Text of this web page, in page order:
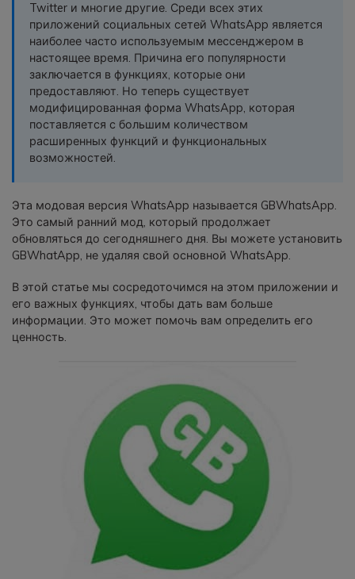
фотографии, видео и многое
другое со смартфона на смартфон,
со смартфона на ПК и наоборот.
Резервное копирование и
восстановление
Создавайте резервные копии для
18+ типов данных и данных
копии.
Перенос плейлистов
Переносите музыкальные
плейлисты с одного потокового
сервиса на другой.
Mutsapper
Передавайте данные WhatsApp &
WhatsApp Business без сброса
настроек к заводским.
Приложение MobileTrans
Передавайте данные смартфона,
данные WhatsApp и файлы между
Twitter и многие другие. Среди всех этих
приложений социальных сетей WhatsApp является
наиболее часто используемым мессенджером в
настоящее время. Причина его популярности
заключается в функциях, которые они
предоставляют. Но теперь существует
модифицированная форма WhatsApp, которая
поставляется с большим количеством
расширенных функций и функциональных
возможностей.
Эта модовая версия WhatsApp называется GBWhatsApp.
Это самый ранний мод, который продолжает
обновляться до сегодняшнего дня. Вы можете установить
GBWhatApp, не удаляя свой основной WhatsApp.
В этой статье мы сосредоточимся на этом приложении и
его важных функциях, чтобы дать вам больше
информации. Это может помочь вам определить его
ценность.